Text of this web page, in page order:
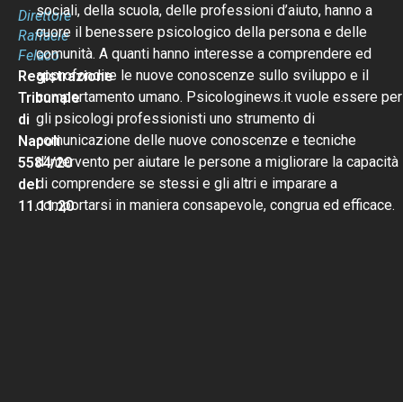
Direttore
Raffaele
Felaco
Registrazione
Tribunale
di
Napoli
5584/20
del
11.11.20
sociali, della scuola, delle professioni d’aiuto, hanno a
cuore il benessere psicologico della persona e delle
comunità. A quanti hanno interesse a comprendere ed
approfondire le nuove conoscenze sullo sviluppo e il
comportamento umano. Psicologinews.it vuole essere per
gli psicologi professionisti uno strumento di
comunicazione delle nuove conoscenze e tecniche
d’intervento per aiutare le persone a migliorare la capacità
di comprendere se stessi e gli altri e imparare a
comportarsi in maniera consapevole, congrua ed efficace.